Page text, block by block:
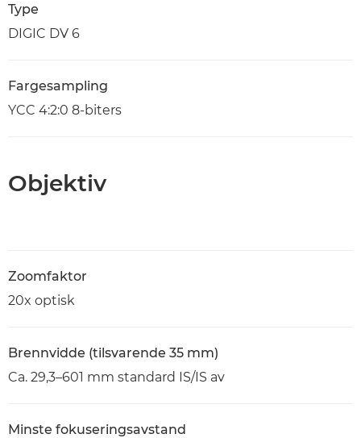
Type
DIGIC DV 6
Fargesampling
YCC 4:2:0 8-biters
Objektiv
Zoomfaktor
20x optisk
Brennvidde (tilsvarende 35 mm)
Ca. 29,3–601 mm standard IS/IS av
Minste fokuseringsavstand